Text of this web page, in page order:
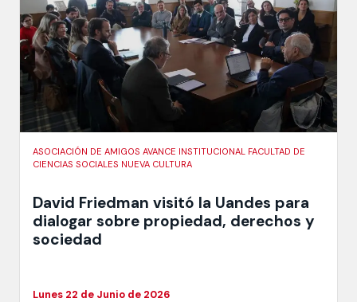
ASOCIACIÓN DE AMIGOS AVANCE INSTITUCIONAL FACULTAD DE
CIENCIAS SOCIALES NUEVA CULTURA
David Friedman visitó la Uandes para
dialogar sobre propiedad, derechos y
sociedad
Lunes 22 de Junio de 2026